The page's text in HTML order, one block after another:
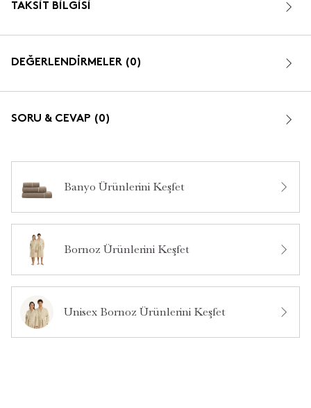
TAKSIT BILGISI
DEĞERLENDİRMELER (0)
SORU & CEVAP (0)
Ürün Hakkında Soru Sor
Banyo Ürünlerini Keşfet
Bornoz Ürünlerini Keşfet
Unisex Bornoz Ürünlerini Keşfet